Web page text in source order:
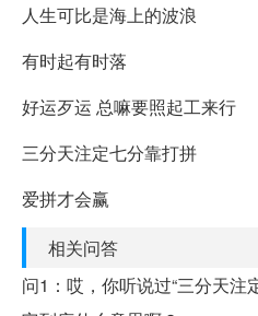
人生可比是海上的波浪
有时起有时落
好运歹运 总嘛要照起工来行
三分天注定七分靠打拼
爱拼才会赢
相关问答
问1：哎，你听说过“三分天注